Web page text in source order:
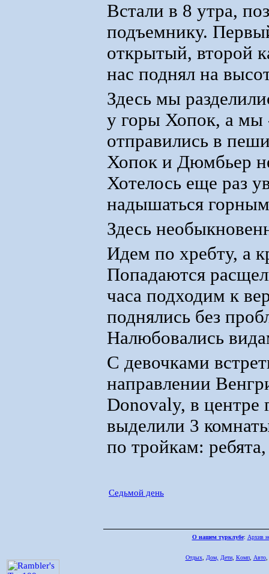
Встали в 8 утра,
подъемнику.
открытый, второй
нас поднял на
Здесь мы
у горы Хопок, а мы
отправились в
Хопок и Дюмбьер
Хотелось еще раз
надышаться
Здесь
Идем по хребту, а
Попадаются
часа подходим к
поднялись без
Налюбовались
С девочками
направлении
Donovaly, в центре
выделили 3
по тройкам:
Седьмой день
О нашем турклубе: Архив
Отдых, Дом, Дети, Комп, Авто,